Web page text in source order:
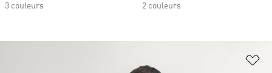
3 couleurs
2 couleurs